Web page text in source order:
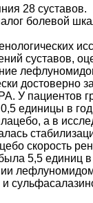
28 суставов.
болевой
суставов,
достоверно
У пациентов
единицы в
а в
скорость
5,5 единиц